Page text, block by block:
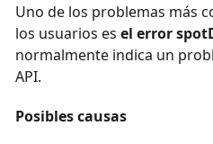
Uno de los problemas más
los usuarios es el error
normalmente indica un
API.
Posibles causas